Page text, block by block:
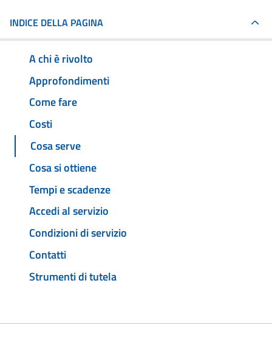
INDICE DELLA PAGINA
A chi è rivolto
Approfondimenti
Come fare
Costi
Cosa serve
Cosa si ottiene
Tempi e scadenze
Accedi al servizio
Condizioni di servizio
Contatti
Strumenti di tutela